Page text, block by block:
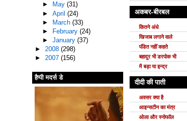
►
May (31)
► April (24)
►
March (33)
►
February (24)
► January (37)
► 2008 (298)
► 2007 (156)
हैप्पी मदर्स डे
अकबर-बीरबल
कितने अंधे
खिजाब लगाने वाले
पंडित नहीं कहते
बहादुर भी डरपोक भी
मै बड़ा या इन्द्र
दीदी की पाती
अवसर क्या है
आइन्सटीन का मंत्र
ओला और स्नोफॉल